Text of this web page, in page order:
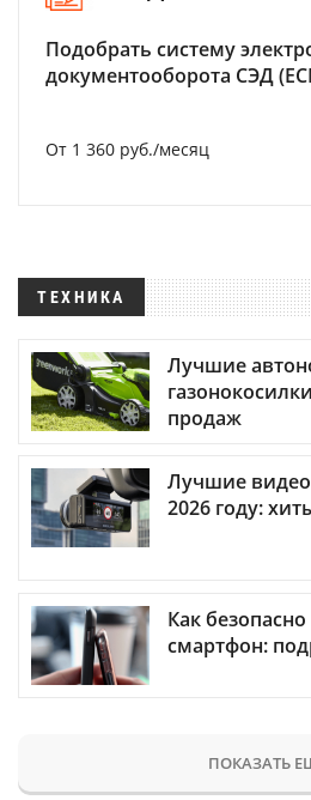
Подобрать систему
документооборота СЭД
От 1 360 руб./месяц
ТЕХНИКА
Лучшие
продаж
Лучшие
2026 году:
Как
смартфон:
ПОКАЗАТЬ